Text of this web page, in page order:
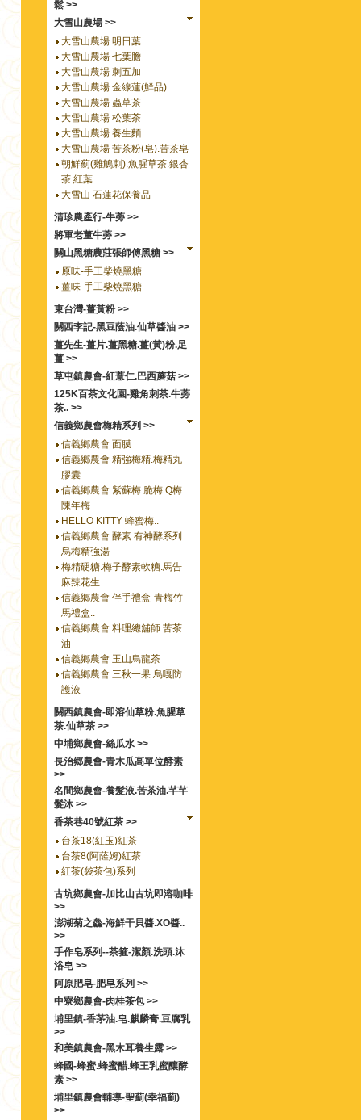
鬆 >>
大雪山農場 >>
大雪山農場 明日葉
大雪山農場 七葉膽
大雪山農場 刺五加
大雪山農場 金線蓮(鮮品)
大雪山農場 蟲草茶
大雪山農場 松葉茶
大雪山農場 養生麵
大雪山農場 苦茶粉(皂).苦茶皂
朝鮮薊(雞鵤刺).魚腥草茶.銀杏
茶.紅葉
大雪山 石蓮花保養品
清珍農產行-牛蒡 >>
將軍老董牛蒡 >>
關山黑糖農莊張師傅黑糖 >>
原味-手工柴燒黑糖
薑味-手工柴燒黑糖
東台灣-薑黃粉 >>
關西李記-黑豆蔭油.仙草醬油 >>
薑先生-薑片.薑黑糖.薑(黃)粉.足
薑 >>
草屯鎮農會-紅薏仁.巴西蘑菇 >>
125K百茶文化園-雞角刺茶.牛蒡
茶.. >>
信義鄉農會梅精系列 >>
信義鄉農會 面膜
信義鄉農會 精強梅精.梅精丸
膠囊
信義鄉農會 紫蘇梅.脆梅.Q梅.
陳年梅
HELLO KITTY 蜂蜜梅..
信義鄉農會 酵素.有神酵系列.
烏梅精強湯
梅精硬糖.梅子酵素軟糖.馬告
麻辣花生
信義鄉農會 伴手禮盒-青梅竹
馬禮盒..
信義鄉農會 料理總舖師.苦茶
油
信義鄉農會 玉山烏龍茶
信義鄉農會 三秋一果.烏嘎防
護液
關西鎮農會-即溶仙草粉.魚腥草
茶.仙草茶 >>
中埔鄉農會-絲瓜水 >>
長治郷農會-青木瓜高單位酵素
>>
名間鄉農會-養髮液.苦茶油.芊芊
髮沐 >>
香茶巷40號紅茶 >>
台茶18(紅玉)紅茶
台茶8(阿薩姆)紅茶
紅茶(袋茶包)系列
古坑鄉農會-加比山古坑即溶咖啡
>>
澎湖菊之鱻-海鮮干貝醬.XO醬..
>>
手作皂系列--茶箍-潔顏.洗頭.沐
浴皂 >>
阿原肥皂-肥皂系列 >>
中寮鄉農會-肉桂茶包 >>
埔里鎮-香茅油.皂.麒麟膏.豆腐乳
>>
和美鎮農會-黑木耳養生露 >>
蜂國-蜂蜜.蜂蜜醋.蜂王乳蜜釀酵
素 >>
埔里鎮農會輔導-聖薊(幸福薊)
>>